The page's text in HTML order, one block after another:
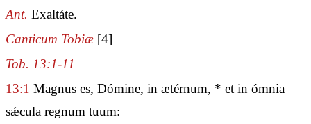
Ant. Exaltáte.
Canticum Tobiæ [4]
Tob. 13:1-11
13:1 Magnus es, Dómine, in ætérnum, * et in ómnia
sǽcula regnum tuum: